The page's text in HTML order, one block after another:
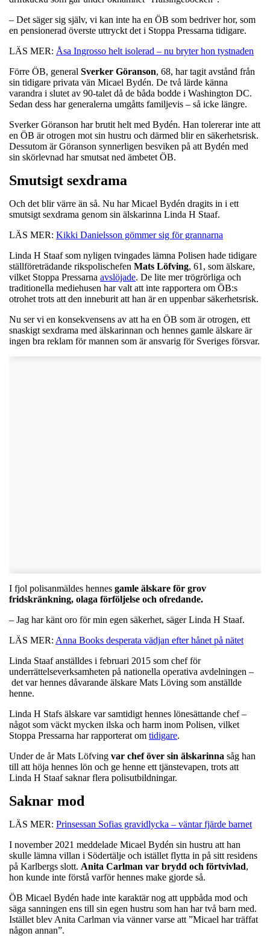
– Det säger sig själv, vi kan inte ha en ÖB som bedriver hor, som
en pensionerad överste uttryckt det i Stoppa Pressarna tidigare.
LÄS MER: Åsa Ingrosso helt isolerad – nu bryter hon tystnaden
Förre ÖB, general Sverker Göranson, 68, har tagit avstånd från
sin tidigare privata vän Micael Bydén. De två lärde känna
varandra i slutet av 90-talet då de båda bodde i Washington DC.
Sedan dess har generalerna umgåtts familjevis – så icke längre.
Sverker Göranson har brutit helt med Bydén. Han tolererar inte att
en ÖB är otrogen mot sin hustru och därmed blir en säkerhetsrisk.
Dessutom är Göranson synnerligen besviken på att Bydén med
sin skörlevnad har smutsat ned ämbetet ÖB.
Smutsigt sexdrama
Och det blir värre än så. Nu har Micael Bydén dragits in i ett
smutsigt sexdrama genom sin älskarinna Linda H Staaf.
LÄS MER: Kikki Danielsson gömmer sig för grannarna
Linda H Staaf som nyligen tvingades lämna Polisen hade tidigare
ställföreträdande rikspolischefen Mats Löfving, 61, som älskare,
vilket Stoppa Pressarna avslöjade. De lite mer trögrörliga och
traditionella mediehusen har valt att inte rapportera om ÖB:s
otrohet trots att den inneburit att han är en uppenbar säkerhetsrisk.
Nu ser vi en konsekvensens av att ha en ÖB som är otrogen, ett
snaskigt sexdrama med älskarinnan och hennes gamle älskare är
ingen bra reklam för mannen som är ansvarig för Sveriges försvar.
I fjol polisanmäldes hennes gamle älskare för grov
fridskränkning, olaga förföljelse och ofredande.
– Jag har känt oro för min egen säkerhet, säger Linda H Staaf.
LÄS MER: Anna Books desperata vädjan efter hånet på nätet
Linda Staaf anställdes i februari 2015 som chef för
underrättelseverksamheten på nationella operativa avdelningen –
det var hennes dåvarande älskare Mats Löving som anställde
henne.
Linda H Stafs älskare var samtidigt hennes lönesättande chef –
något som väckt mycken ilska och harm inom Polisen, vilket
Stoppa Pressarna har rapporterat om tidigare.
Under de år Mats Löfving var chef över sin älskarinna såg han
till att höja hennes lön och ge henne ett tjänstevapen, trots att
Linda H Staaf saknar flera polisutbildningar.
Saknar mod
LÄS MER: Prinsessan Sofias gravidlycka – väntar fjärde barnet
I november 2021 meddelade Micael Bydén sin hustru att han
skulle lämna villan i Södertälje och istället flytta in på sitt residens
på Karlbergs slott. Anita Carlman var brydd och förtvivlad,
hon kunde inte förstå varför hennes make gjorde så.
ÖB Micael Bydén hade inte karaktär nog att uppbåda mod och
säga sanningen ens till sin egen hustru som han har två barn med.
Istället blev Anita Carlman via vänner varse att ”Micael har träffat
någon annan”.